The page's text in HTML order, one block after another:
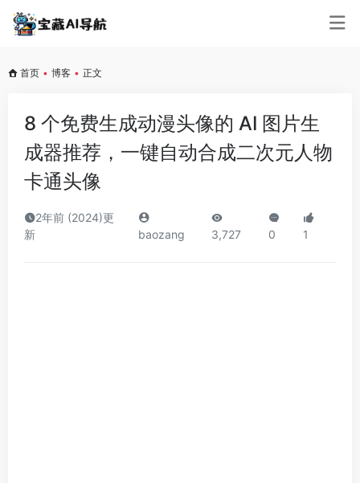
首页 • 博客 • 正文
8 个免费生成动漫头像的 AI 图片生
成器推荐，一键自动合成二次元人物
卡通头像
2年前 (2024)更
新
baozang 3,727 0 1